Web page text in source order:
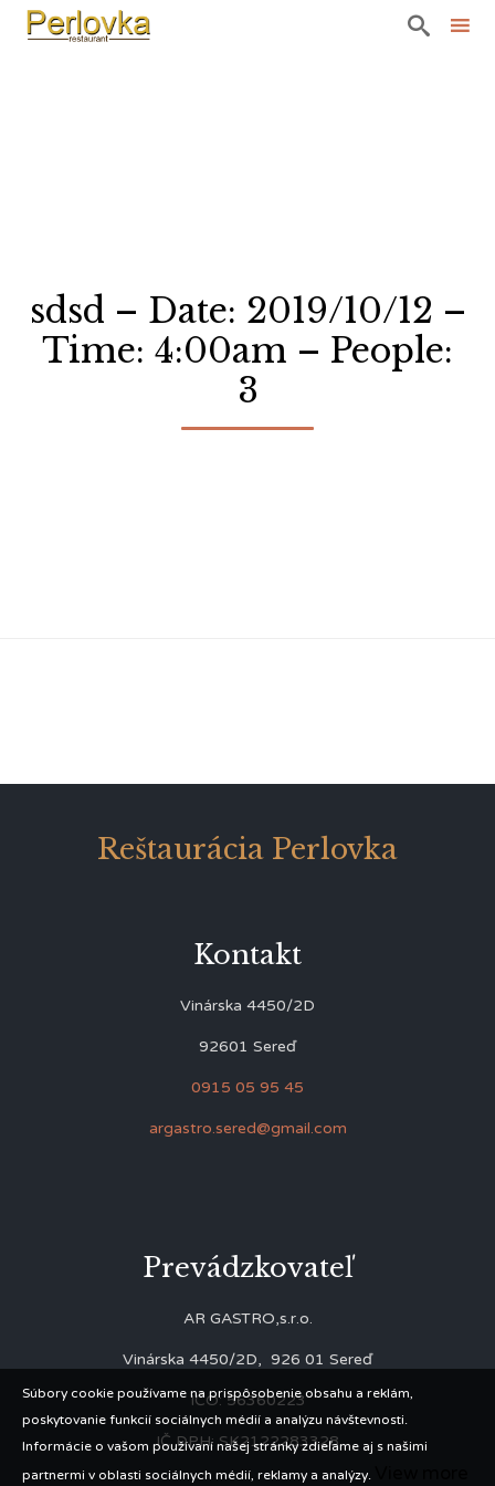

sdsd – Date: 2019/10/12 –
Time: 4:00am – People:
3
Reštaurácia Perlovka
Kontakt
Vinárska 4450/2D
92601 Sereď
0915 05 95 45
argastro.sered@gmail.com
Prevádzkovateľ
AR GASTRO,s.r.o.
Vinárska 4450/2D, 926 01 Sereď
IČO: 56360223
IČ DPH: SK2122283328
Súbory cookie používame na prispôsobenie obsahu a reklám,
poskytovanie funkcií sociálnych médií a analýzu návštevnosti.
Informácie o vašom používaní našej stránky zdieľame aj s našimi
partnermi v oblasti sociálnych médií, reklamy a analýzy.